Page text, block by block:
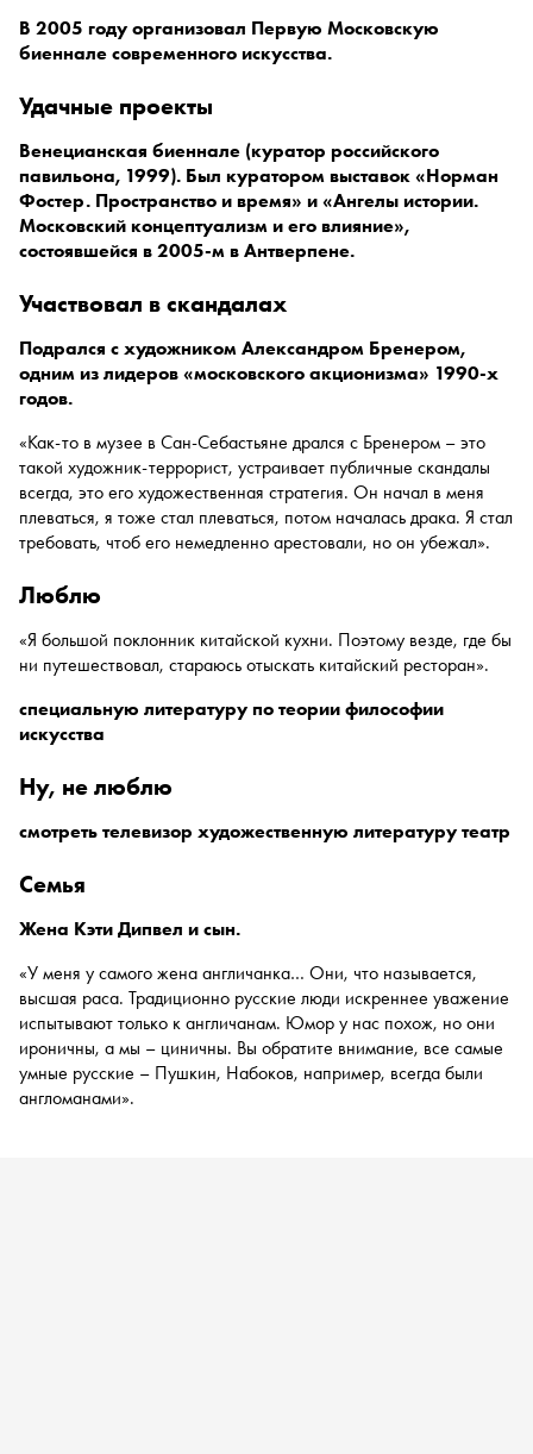
В 2005 году организовал Первую Московскую
биеннале современного искусства.
удачные проекты
Венецианская биеннале (куратор российского
павильона, 1999). Был куратором выставок «Норман
Фостер. Пространство и время» и «Ангелы истории.
Московский концептуализм и его влияние»,
состоявшейся в 2005-м в Антверпене.
участвовал в скандалах
Подрался с художником Александром Бренером,
одним из лидеров «московского акционизма» 1990-х
годов.
«Как-то в музее в Сан-Себастьяне дрался с Бренером – это
такой художник-террорист, устраивает публичные скандалы
всегда, это его художественная стратегия. Он начал в меня
плеваться, я тоже стал плеваться, потом началась драка. Я стал
требовать, чтоб его немедленно арестовали, но он убежал».
люблю
«Я большой поклонник китайской кухни. Поэтому везде, где бы
ни путешествовал, стараюсь отыскать китайский ресторан».
специальную литературу по теории философии
искусства
ну, не люблю
смотреть телевизор художественную литературу театр
семья
Жена Кэти Дипвел и сын.
«У меня у самого жена англичанка… Они, что называется,
высшая раса. Традиционно русские люди искреннее уважение
испытывают только к англичанам. Юмор у нас похож, но они
ироничны, а мы – циничны. Вы обратите внимание, все самые
умные русские – Пушкин, Набоков, например, всегда были
англоманами».